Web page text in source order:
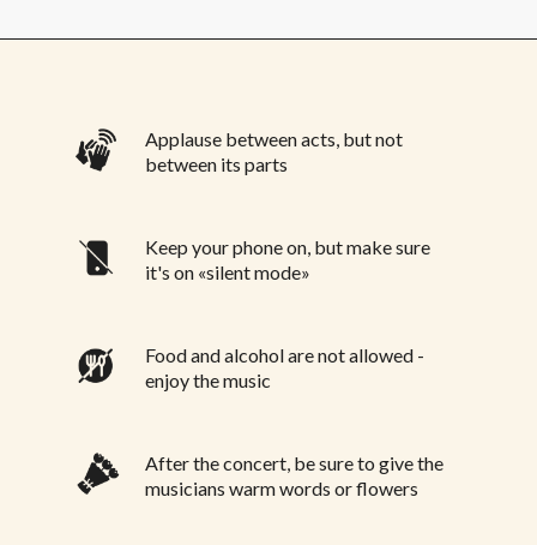
Applause between acts, but not
between its parts
Keep your phone on, but make sure
it's on «silent mode»
Food and alcohol are not allowed -
enjoy the music
After the concert, be sure to give the
musicians warm words or flowers